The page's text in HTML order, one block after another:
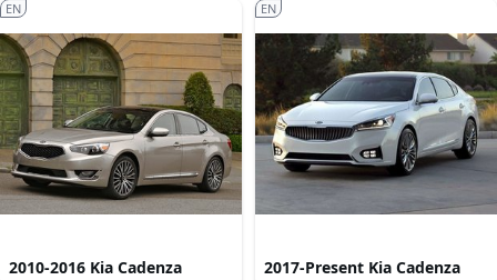
2010-2016 Kia Cadenza
EN
2017-Present Kia Cadenza
EN